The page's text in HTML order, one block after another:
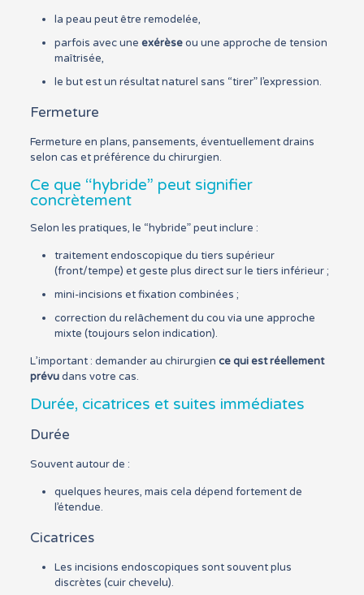
la peau peut être remodelée,
parfois avec une exérèseou une approche de tension
maîtrisée,
le but est un résultat naturel sans “tirer” l’expression.
Fermeture
Fermeture en plans, pansements, éventuellement drains
selon cas et préférence du chirurgien.
Ce que “hybride” peut signifier
concrètement
Selon les pratiques, le “hybride” peut inclure :
traitement endoscopique du tiers supérieur
(front/tempe) et geste plus direct sur le tiers inférieur ;
mini-incisions et fixation combinées ;
correction du relâchement du cou via une approche
mixte (toujours selon indication).
L’important : demander au chirurgien ce qui est réellement
prévudans votre cas.
Durée, cicatrices et suites immédiates
Durée
Souvent autour de :
quelques heures, mais cela dépend fortement de
l’étendue.
Cicatrices
Les incisions endoscopiques sont souvent plus
discrètes (cuir chevelu).